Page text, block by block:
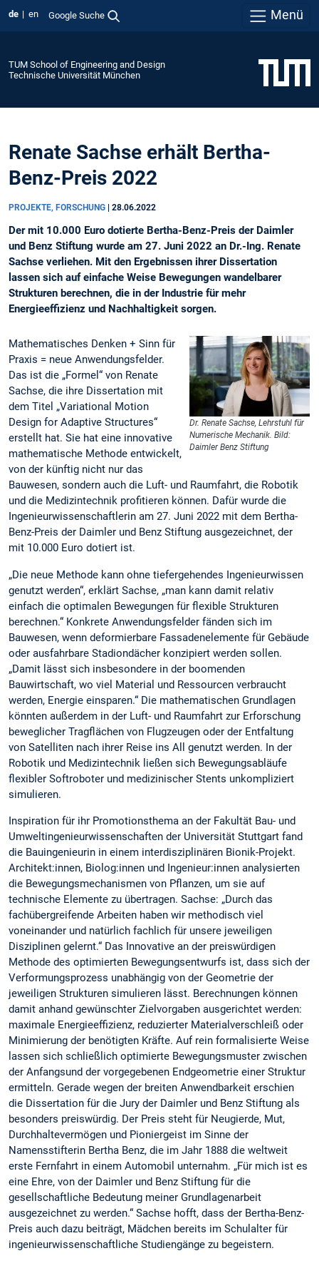
de en Google Suche Menü
TUM School of Engineering and Design
Technische Universität München
Renate Sachse erhält Bertha-
Benz-Preis 2022
PROJEKTE, FORSCHUNG 28.06.2022
Der mit 10.000 Euro dotierte Bertha-Benz-Preis der Daimler
und Benz Stiftung wurde am 27. Juni 2022 an Dr.-Ing. Renate
Sachse verliehen. Mit den Ergebnissen ihrer Dissertation
lassen sich auf einfache Weise Bewegungen wandelbarer
Strukturen berechnen, die in der Industrie für mehr
Energieeffizienz und Nachhaltigkeit sorgen.
Dr. Renate Sachse, Lehrstuhl für
Numerische Mechanik. Bild:
Daimler Benz Stiftung
Mathematisches Denken + Sinn für
Praxis = neue Anwendungsfelder.
Das ist die „Formel“ von Renate
Sachse, die ihre Dissertation mit
dem Titel „Variational Motion
Design for Adaptive Structures“
erstellt hat. Sie hat eine innovative
mathematische Methode entwickelt,
von der künftig nicht nur das
Bauwesen, sondern auch die Luft- und Raumfahrt, die Robotik
und die Medizintechnik profitieren können. Dafür wurde die
Ingenieurwissenschaftlerin am 27. Juni 2022 mit dem Bertha-
Benz-Preis der Daimler und Benz Stiftung ausgezeichnet, der
mit 10.000 Euro dotiert ist.
„Die neue Methode kann ohne tiefergehendes Ingenieurwissen
genutzt werden“, erklärt Sachse, „man kann damit relativ
einfach die optimalen Bewegungen für flexible Strukturen
berechnen.“ Konkrete Anwendungsfelder fänden sich im
Bauwesen, wenn deformierbare Fassadenelemente für Gebäude
oder ausfahrbare Stadiondächer konzipiert werden sollen.
„Damit lässt sich insbesondere in der boomenden
Bauwirtschaft, wo viel Material und Ressourcen verbraucht
werden, Energie einsparen.“ Die mathematischen Grundlagen
könnten außerdem in der Luft- und Raumfahrt zur Erforschung
beweglicher Tragflächen von Flugzeugen oder der Entfaltung
von Satelliten nach ihrer Reise ins All genutzt werden. In der
Robotik und Medizintechnik ließen sich Bewegungsabläufe
flexibler Softroboter und medizinischer Stents unkompliziert
simulieren.
Inspiration für ihr Promotionsthema an der Fakultät Bau- und
Umweltingenieurwissenschaften der Universität Stuttgart fand
die Bauingenieurin in einem interdisziplinären Bionik-Projekt.
Architekt:innen, Biolog:innen und Ingenieur:innen analysierten
die Bewegungsmechanismen von Pflanzen, um sie auf
technische Elemente zu übertragen. Sachse: „Durch das
fachübergreifende Arbeiten haben wir methodisch viel
voneinander und natürlich fachlich für unsere jeweiligen
Disziplinen gelernt.“ Das Innovative an der preiswürdigen
Methode des optimierten Bewegungsentwurfs ist, dass sich der
Verformungsprozess unabhängig von der Geometrie der
jeweiligen Strukturen simulieren lässt. Berechnungen können
damit anhand gewünschter Zielvorgaben ausgerichtet werden:
maximale Energieeffizienz, reduzierter Materialverschleiß oder
Minimierung der benötigten Kräfte. Auf rein formalisierte Weise
lassen sich schließlich optimierte Bewegungsmuster zwischen
der Anfangsund der vorgegebenen Endgeometrie einer Struktur
ermitteln. Gerade wegen der breiten Anwendbarkeit erschien
die Dissertation für die Jury der Daimler und Benz Stiftung als
besonders preiswürdig. Der Preis steht für Neugierde, Mut,
Durchhaltevermögen und Pioniergeist im Sinne der
Namensstifterin Bertha Benz, die im Jahr 1888 die weltweit
erste Fernfahrt in einem Automobil unternahm. „Für mich ist es
eine Ehre, von der Daimler und Benz Stiftung für die
gesellschaftliche Bedeutung meiner Grundlagenarbeit
ausgezeichnet zu werden.“ Sachse hofft, dass der Bertha-Benz-
Preis auch dazu beiträgt, Mädchen bereits im Schulalter für
ingenieurwissenschaftliche Studiengänge zu begeistern.